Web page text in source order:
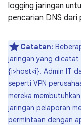
logging jaringan
pencarian DNS dari
Catatan:
jaringan yang
{i>host<i}. Admin IT
seperti VPN
mereka
jaringan pelaporan
permintaan dengan